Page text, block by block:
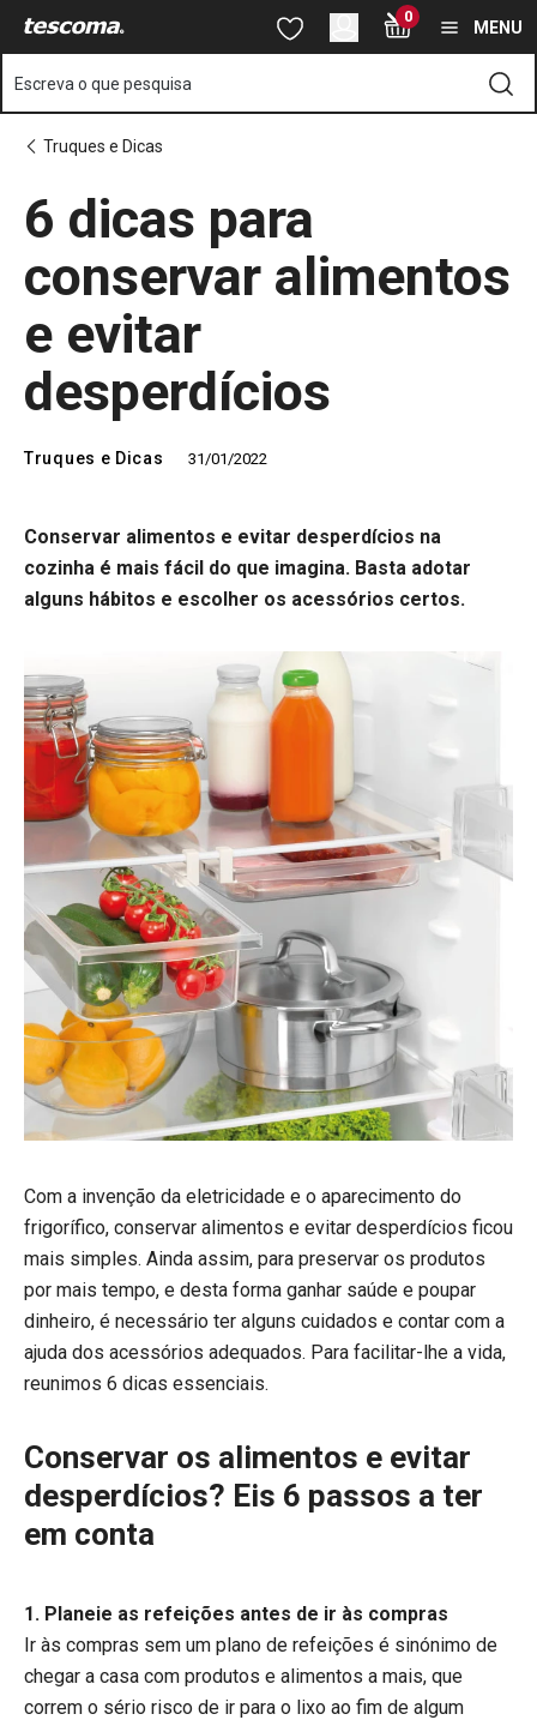
Está na página 6 dicas para conservar alimentos e evitar
Saltar para o conteúdo principal
Saltar para a pesquisa
Saltar para a navegação 0
MENU
Escreva o que pesquisa
Truques e Dicas
6 dicas para
conservar alimentos
e evitar
desperdícios
Truques e Dicas 31/01/2022
Conservar alimentos e evitar desperdícios na
cozinha é mais fácil do que imagina. Basta adotar
alguns hábitos e escolher os acessórios certos.
Com a invenção da eletricidade e o aparecimento do
frigorífico, conservar alimentos e evitar desperdícios ficou
mais simples. Ainda assim, para preservar os produtos
por mais tempo, e desta forma ganhar saúde e poupar
dinheiro, é necessário ter alguns cuidados e contar com a
ajuda dos acessórios adequados. Para facilitar-lhe a vida,
reunimos 6 dicas essenciais.
Conservar os alimentos e evitar
desperdícios? Eis 6 passos a ter
em conta
1. Planeie as refeições antes de ir às compras
Ir às compras sem um plano de refeições é sinónimo de
chegar a casa com produtos e alimentos a mais, que
correm o sério risco de ir para o lixo ao fim de algum